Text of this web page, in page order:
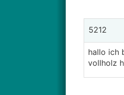
5212
hallo ich
vollholz